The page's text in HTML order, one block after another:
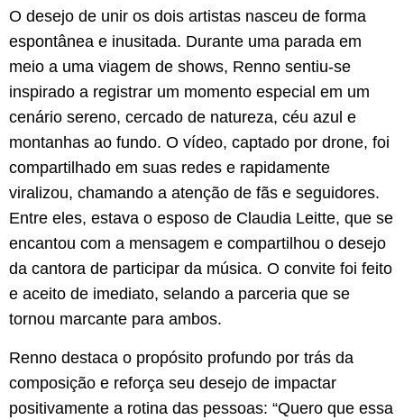
O desejo de unir os dois artistas nasceu de forma
espontânea e inusitada. Durante uma parada em
meio a uma viagem de shows, Renno sentiu-se
inspirado a registrar um momento especial em um
cenário sereno, cercado de natureza, céu azul e
montanhas ao fundo. O vídeo, captado por drone, foi
compartilhado em suas redes e rapidamente
viralizou, chamando a atenção de fãs e seguidores.
Entre eles, estava o esposo de Claudia Leitte, que se
encantou com a mensagem e compartilhou o desejo
da cantora de participar da música. O convite foi feito
e aceito de imediato, selando a parceria que se
tornou marcante para ambos.
Renno destaca o propósito profundo por trás da
composição e reforça seu desejo de impactar
positivamente a rotina das pessoas: “Quero que essa